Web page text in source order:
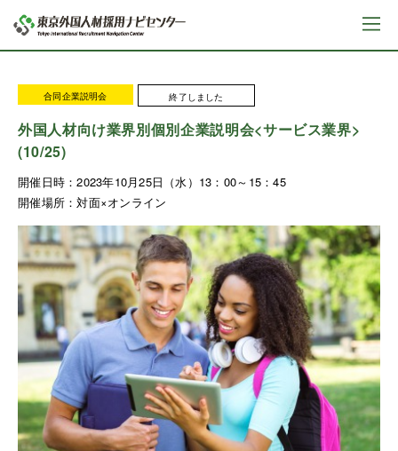
合同企業説明会 終了しました
外国人材向け業界別個別企業説明会<サービス業界>
(10/25)
開催日時：2023年10月25日（水）13：00～15：45
開催場所：対面×オンライン